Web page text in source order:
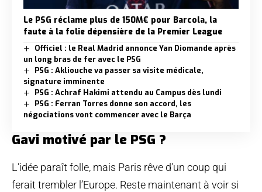
Le PSG réclame plus de 150M€ pour Barcola, la
faute à la folie dépensière de la Premier League
Officiel : le Real Madrid annonce Yan Diomande après
un long bras de fer avec le PSG
PSG : Akliouche va passer sa visite médicale,
signature imminente
PSG : Achraf Hakimi attendu au Campus dès lundi
PSG : Ferran Torres donne son accord, les
négociations vont commencer avec le Barça
Gavi motivé par le PSG ?
L’idée paraît folle, mais Paris rêve d’un coup qui
ferait trembler l’Europe. Reste maintenant à voir si